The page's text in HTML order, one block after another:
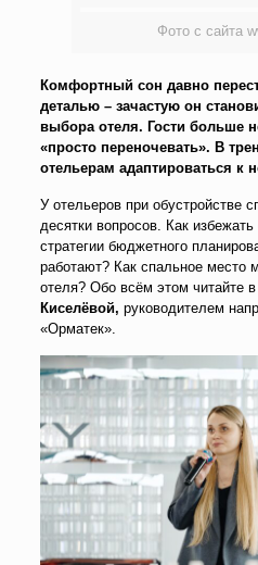
Фото с сайта
Комфортный сон давно
деталью – зачастую он
выбора отеля. Гости больше
«просто переночевать». В
отельерам адаптироваться к
У отельеров при обустройстве
десятки вопросов. Как
стратегии бюджетного
работают? Как спальное место
отеля? Обо всём этом читайте
Киселёвой, руководителем
«Орматек».